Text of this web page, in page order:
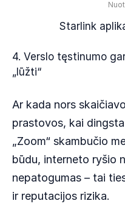
Starlink
4. Verslo tęstinumo
„lūžti“
Ar kada nors
prastovos, kai
„Zoom“ skambučio
būdu, interneto ryšio
nepatogumas – tai
ir reputacijos rizika.